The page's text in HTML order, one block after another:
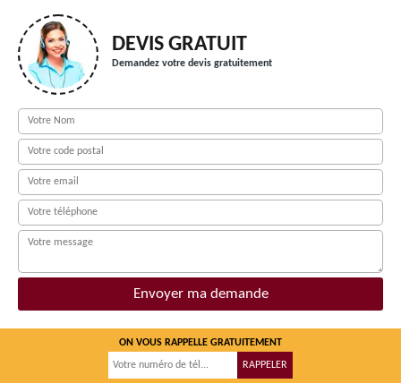
DEVIS GRATUIT
Demandez votre devis gratuitement
ON VOUS RAPPELLE GRATUITEMENT